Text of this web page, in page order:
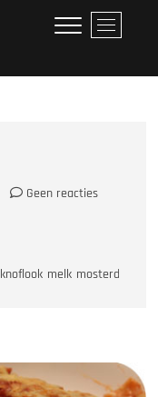
M
e
Geen reacties
knoflook melk mosterd